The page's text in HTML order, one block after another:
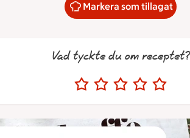
Markera som tillagat
Vad tyckte du om receptet?